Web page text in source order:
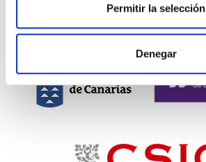
Permitir la selección
Denegar